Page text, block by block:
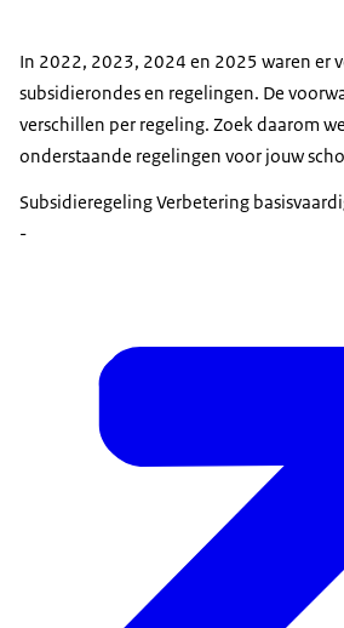
In 2022, 2023, 2024 en 2025 waren er
subsidierondes en regelingen. De
verschillen per regeling. Zoek daarom
onderstaande regelingen voor jouw
Subsidieregeling Verbetering
-